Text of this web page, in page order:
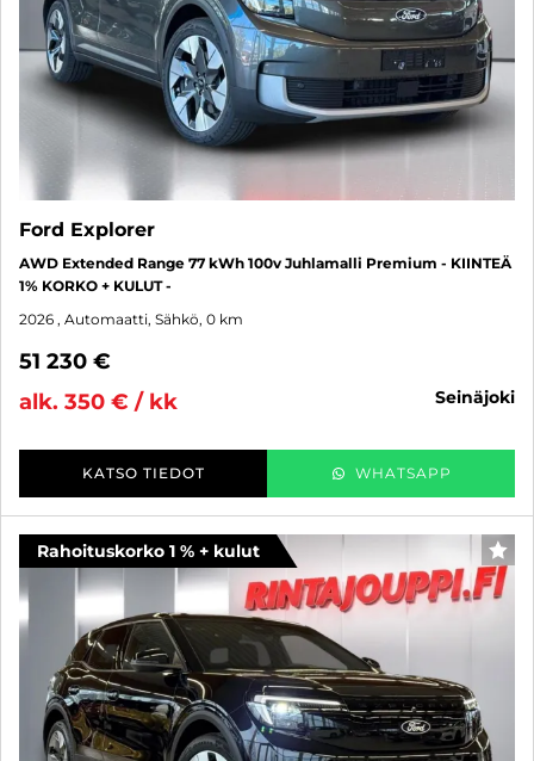
Ford Explorer
AWD Extended Range 77 kWh 100v Juhlamalli Premium - KIINTEÄ
1% KORKO + KULUT -
2026 , Automaatti, Sähkö, 0 km
51 230 €
alk. 350 € / kk
seinäjoki
KATSO TIEDOT WHATSAPP
Rahoituskorko 1 % + kulut